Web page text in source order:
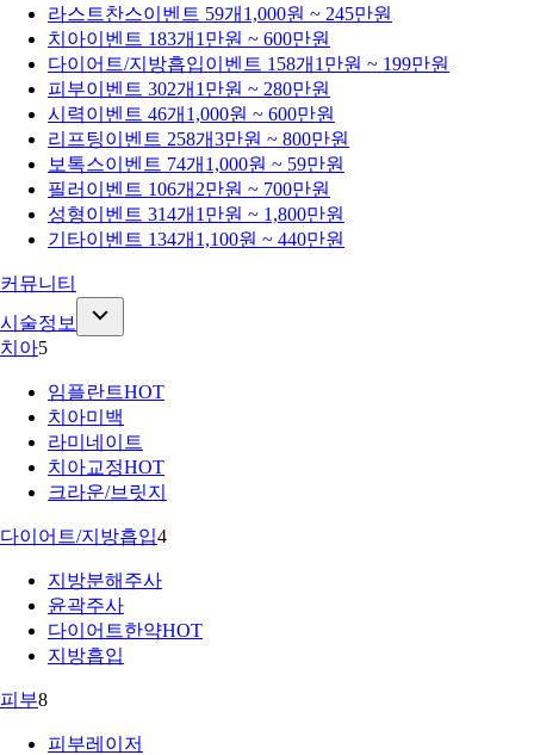
라스트찬스이벤트 59개 1,000원 ~ 245만원
치아이벤트 183개 1만원 ~ 600만원
다이어트/지방흡입이벤트 158개 1만원 ~ 199만원
피부이벤트 302개 1만원 ~ 280만원
시력이벤트 46개 1,000원 ~ 600만원
리프팅이벤트 258개3만원 ~ 800만원
보톡스이벤트 74개 1,000원 ~ 59만원
필러 이벤트 106개 2만원 ~ 700만원
성형이벤트 314개 1만원 ~ 1,800만원
기타이벤트 134개 1,100원 ~ 440만원
커뮤니티
시술정보
치아5
임플란트HOT
치아미백
라미네이트
치아교정HOT
크라운/브릿지
다이어트/지방흡입4
지방분해주사
윤곽주사
다이어트한약HOT
지방흡입
피부8
피부레이저